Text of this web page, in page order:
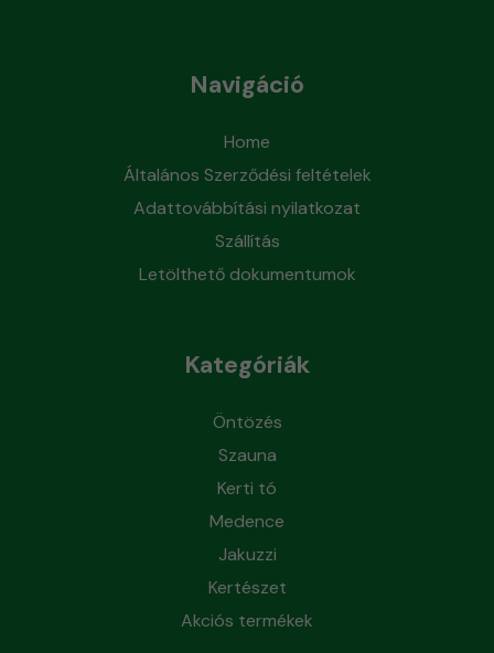
Navigáció
Home
Általános Szerződési feltételek
Adattovábbítási nyilatkozat
Szállítás
Letölthető dokumentumok
Kategóriák
Öntözés
Szauna
Kerti tó
Medence
Jakuzzi
Kertészet
Akciós termékek